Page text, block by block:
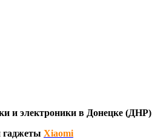
и электроники в Донецке (ДНР)
гаджеты Xiaomi